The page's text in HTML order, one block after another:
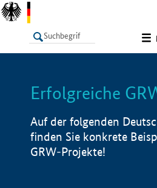
LISTE
Erfolgreiche
Auf der folgenden
finden Sie konkrete
GRW-Projekte!